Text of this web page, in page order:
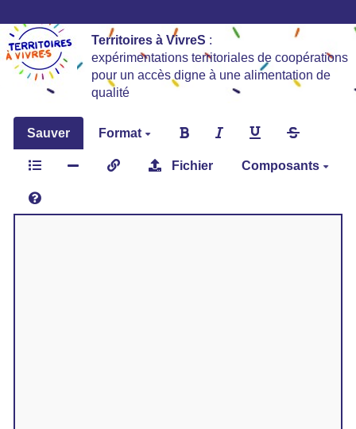
Territoires à VivreS :
expérimentations territoriales de coopérations
pour un accès digne à une alimentation de
qualité
Sauver Format
Fichier Composants